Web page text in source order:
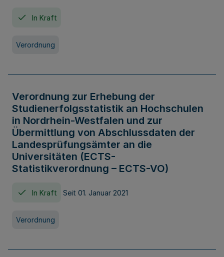
In Kraft
Verordnung
Verordnung zur Erhebung der
Studienerfolgsstatistik an Hochschulen
in Nordrhein-Westfalen und zur
Übermittlung von Abschlussdaten der
Landesprüfungsämter an die
Universitäten (ECTS-
Statistikverordnung – ECTS-VO)
In Kraft Seit 01. Januar 2021
Verordnung